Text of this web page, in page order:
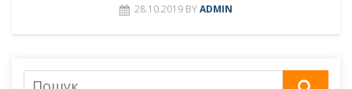
28.10.2019 BYADMIN
Пошук